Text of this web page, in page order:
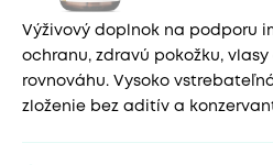
Výživový doplnok na podporu
ochranu, zdravú pokožku,
rovnováhu. Vysoko
zloženie bez aditív a